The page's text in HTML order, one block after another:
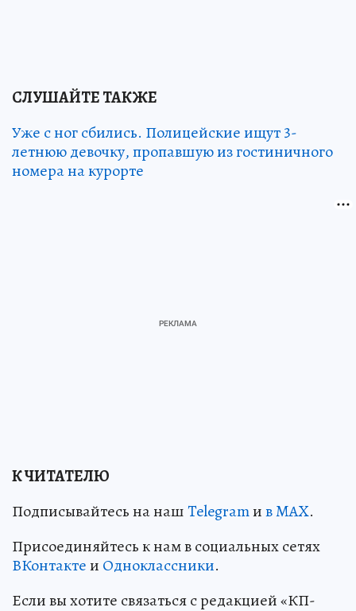
СЛУШАЙТЕ ТАКЖЕ
Уже с ног сбились. Полицейские ищут 3-
летнюю девочку, пропавшую из гостиничного
номера на курорте
К ЧИТАТЕЛЮ
Подписывайтесь на нашTelegramив MAX.
Присоединяйтесь к нам в социальных сетях
ВКонтактеи Одноклассники.
Если вы хотите связаться с редакцией «КП-